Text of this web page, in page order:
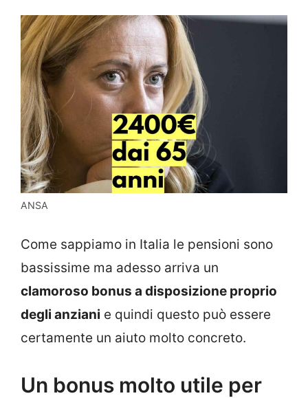
ANSA
Come sappiamo in Italia le pensioni sono
bassissime ma adesso arriva un
clamoroso bonus a disposizione proprio
degli anziani e quindi questo può essere
certamente un aiuto molto concreto.
Un bonus molto utile per